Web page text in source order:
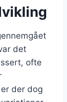
det
ofte
der dog